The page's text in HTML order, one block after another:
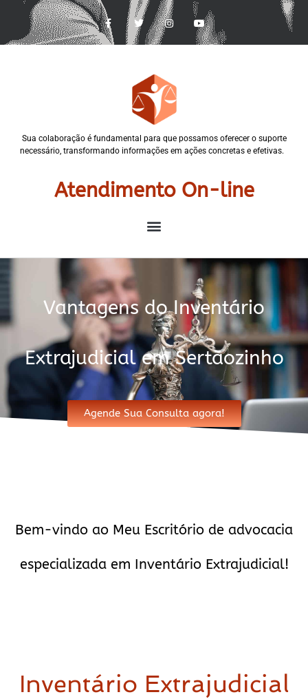
Sua colaboração é fundamental para que possamos oferecer o suporte
necessário, transformando informações em ações concretas e efetivas.
Atendimento On-line
Vantagens do Inventário
Extrajudicial em Sertãozinho
Agende Sua Consulta agora!
Bem-vindo ao Meu Escritório de advocacia
especializada em Inventário Extrajudicial!
Inventário Extrajudicial